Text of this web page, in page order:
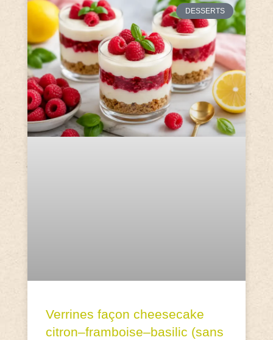
DESSERTS
Verrines façon cheesecake
citron–framboise–basilic (sans